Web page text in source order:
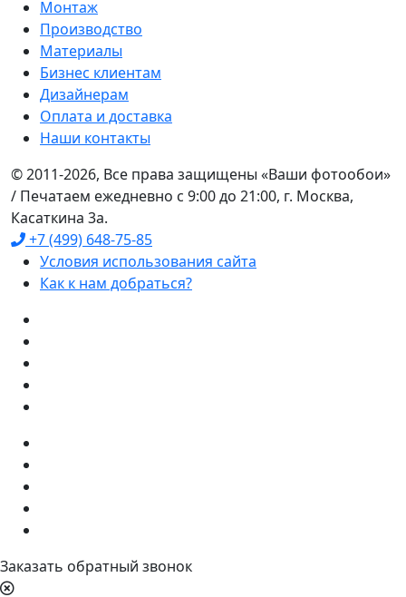
Монтаж
Производство
Материалы
Бизнес клиентам
Дизайнерам
Оплата и доставка
Наши контакты
© 2011-2026, Все права защищены «Ваши фотообои»
/ Печатаем ежедневно с 9:00 до 21:00, г. Москва,
Касаткина 3а.
+7 (499) 648-75-85
Условия использования сайта
Как к нам добраться?
Заказать обратный звонок